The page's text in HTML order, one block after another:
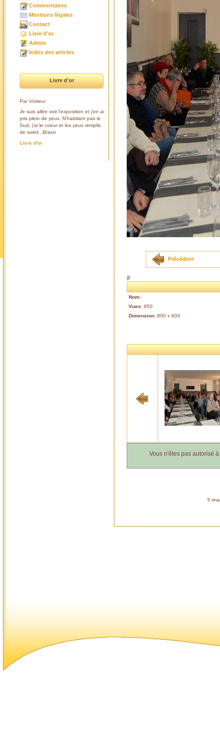
Commentaires
Mentions légales
Contact
Livre d'or
Admin
Index des articles
Livre d'or
Par Visiteur
Je suis allée voir l'exposition et j'en ai
pris plein de yeux. N'habitant pas le
Sud, j'ai le coeur et les yeux remplis
de soleil...Bravo
Livre d'or
Précédent
#
Nom:
Vues: 850
Dimension: 800 x 600
Vous n'êtes pas autorisé
5